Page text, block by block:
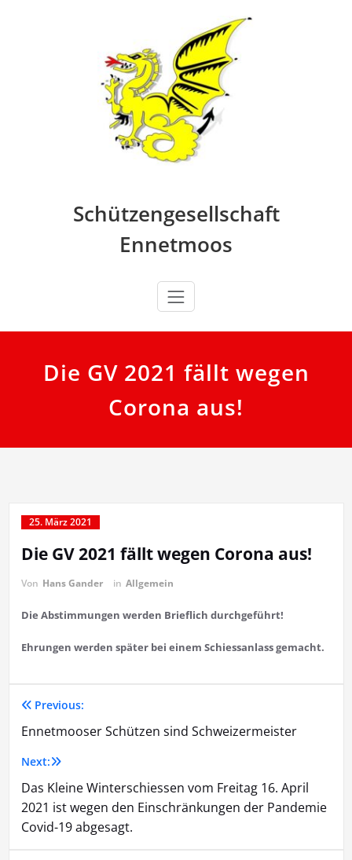
Schützengesellschaft
Ennetmoos
Die GV 2021 fällt wegen
Corona aus!
25. März 2021
Die GV 2021 fällt wegen Corona aus!
Von Hans Gander in Allgemein
Die Abstimmungen werden Brieflich durchgeführt!
Ehrungen werden später bei einem Schiessanlass gemacht.
Beitragsnavigation
Previous:
Ennetmooser Schützen sind Schweizermeister
Next:
Das Kleine Winterschiessen vom Freitag 16. April
2021 ist wegen den Einschränkungen der Pandemie
Covid-19 abgesagt.